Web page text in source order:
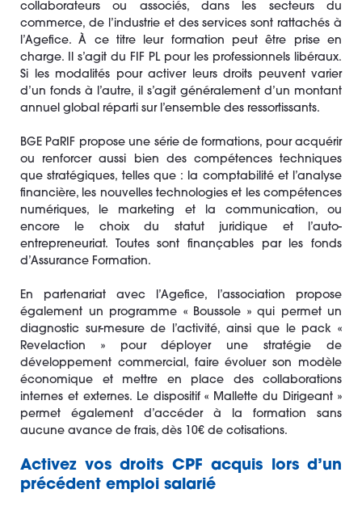
collaborateurs ou associés, dans les secteurs du
commerce, de l’industrie et des services sont rattachés à
l’Agefice. À ce titre leur formation peut être prise en
charge. Il s’agit du FIF PL pour les professionnels libéraux.
Si les modalités pour activer leurs droits peuvent varier
d’un fonds à l’autre, il s’agit généralement d’un montant
annuel global réparti sur l’ensemble des ressortissants.
BGE PaRIF propose une série de formations, pour acquérir
ou renforcer aussi bien des compétences techniques
que stratégiques, telles que : la comptabilité et l’analyse
financière, les nouvelles technologies et les compétences
numériques, le marketing et la communication, ou
encore le choix du statut juridique et l’auto-
entrepreneuriat. Toutes sont finançables par les fonds
d’Assurance Formation.
En partenariat avec l’Agefice, l’association propose
également un programme « Boussole » qui permet un
diagnostic sur-mesure de l’activité, ainsi que le pack «
Revelaction » pour déployer une stratégie de
développement commercial, faire évoluer son modèle
économique et mettre en place des collaborations
internes et externes. Le dispositif « Mallette du Dirigeant »
permet également d’accéder à la formation sans
aucune avance de frais, dès 10€ de cotisations.
Activez vos droits CPF acquis lors d’un
précédent emploi salarié